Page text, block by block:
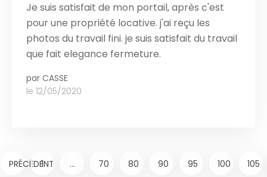
Je suis satisfait de mon portail, après c'est
pour une propriété locative. j'ai reçu les
photos du travail fini. je suis satisfait du travail
que fait elegance fermeture.
par CASSE
le 12/05/2020
PRÉCÉDENT
1 ... 70 80 90 95 100 105